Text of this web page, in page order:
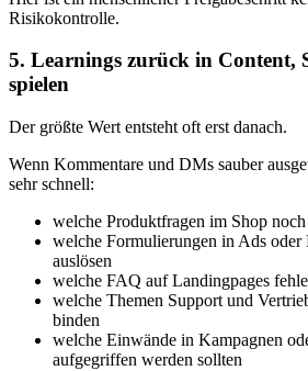
Risikokontrolle.
5. Learnings zurück in Content,
spielen
Der größte Wert entsteht oft erst danach.
Wenn Kommentare und DMs sauber
sehr schnell:
welche Produktfragen im Shop
welche Formulierungen in Ads oder
auslösen
welche FAQ auf Landingpages
welche Themen Support und
binden
welche Einwände in Kampagnen
aufgegriffen werden sollten